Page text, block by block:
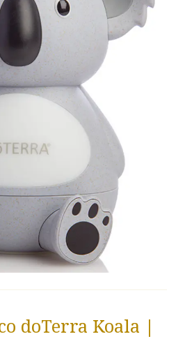
doTerra Koala |